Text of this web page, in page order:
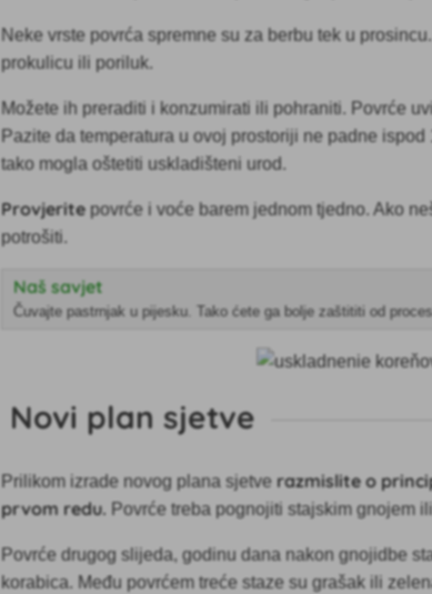
Neke vrste povrća spremne su za berbu tek u
prokulicu ili poriluk.
Možete ih preraditi i konzumirati ili pohraniti. Povrće
Pazite da temperatura u ovoj prostoriji ne padne
tako mogla oštetiti uskladišteni urod.
Provjerite povrće i voće barem jednom tjedno. Ako
potrošiti.
Naš savjet
Čuvajte pastrnjak u pijesku. Tako ćete ga bolje zaštititi od
Novi plan sjetve
Prilikom izrade novog plana sjetve razmislite o
prvom redu. Povrće treba pognojiti stajskim gnojem
Povrće drugog slijeda, godinu dana nakon gnojidbe
korabica. Među povrćem treće staze su grašak ili